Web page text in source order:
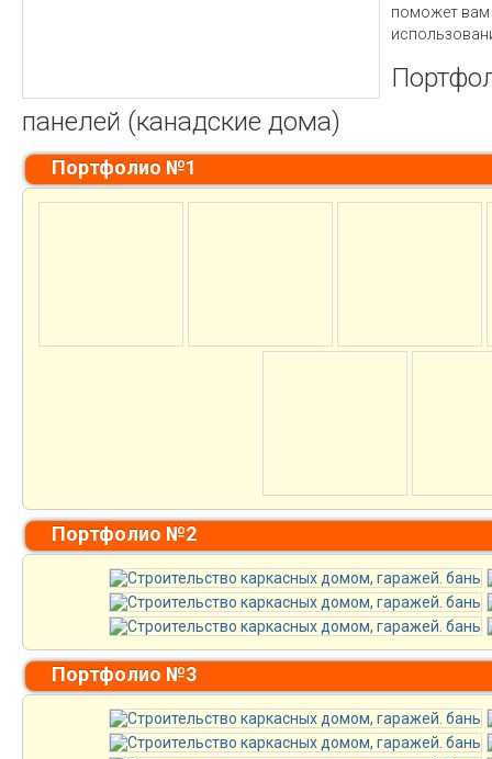
поможет вам
панелей (канадские дома)
Портфолио №1
Портфолио №2
Портфолио №3